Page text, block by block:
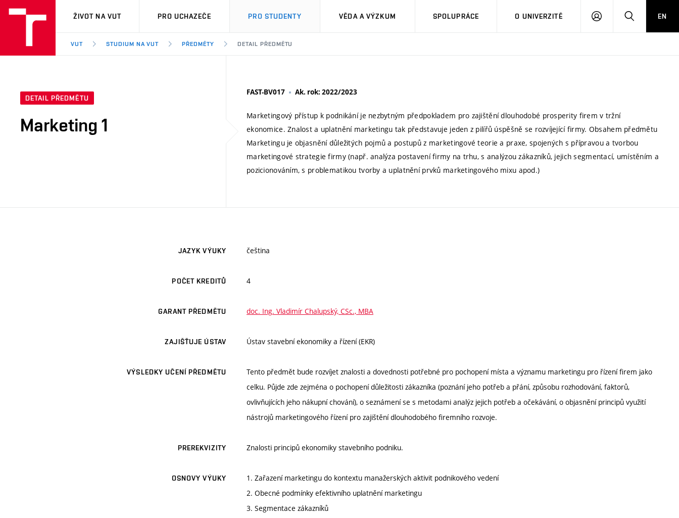
VUT
ŽIVOT NA VUT PRO UCHAZEČE PRO STUDENTY VĚDA A VÝZKUM SPOLUPRÁCE O UNIVERZITĚ
PŘIHLÁSIT HLEDATEN
VUT STUDIUM NA VUT PŘEDMĚTY DETAIL PŘEDMĚTU
DETAIL PŘEDMĚTU
Marketing 1
FAST-BV017 Ak. rok: 2022/2023
Marketingový přístup k podnikání je nezbytným předpokladem pro zajištění dlouhodobé prosperity firem v tržní
ekonomice. Znalost a uplatnění marketingu tak představuje jeden z pilířů úspěšně se rozvíjející firmy. Obsahem předmětu
Marketingu je objasnění důležitých pojmů a postupů z marketingové teorie a praxe, spojených s přípravou a tvorbou
marketingové strategie firmy (např. analýza postavení firmy na trhu, s analýzou zákazníků, jejich segmentací, umístěním a
pozicionováním, s problematikou tvorby a uplatnění prvků marketingového mixu apod.)
JAZYK VÝUKY čeština
POČET KREDITŮ 4
GARANT PŘEDMĚTU doc. Ing. Vladimír Chalupský, CSc., MBA
ZAJIŠŤUJE ÚSTAV Ústav stavební ekonomiky a řízení (EKR)
VÝSLEDKY UČENÍ PŘEDMĚTU
Tento předmět bude rozvíjet znalosti a dovednosti potřebné pro pochopení místa a významu marketingu pro řízení firem jako
celku. Půjde zde zejména o pochopení důležitosti zákazníka (poznání jeho potřeb a přání, způsobu rozhodování, faktorů,
ovlivňujících jeho nákupní chování), o seznámení se s metodami analýz jejich potřeb a očekávání, o objasnění principů využití
nástrojů marketingového řízení pro zajištění dlouhodobého firemního rozvoje.
PREREKVIZITY Znalosti principů ekonomiky stavebního podniku.
OSNOVY VÝUKY
1. Zařazení marketingu do kontextu manažerských aktivit podnikového vedení
2. Obecné podmínky efektivního uplatnění marketingu
3. Segmentace zákazníků